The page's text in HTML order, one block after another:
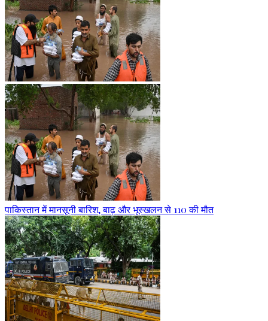
पाकिस्तान में मानसूनी बारिश, बाढ़ और भूस्खलन से 110 की मौत